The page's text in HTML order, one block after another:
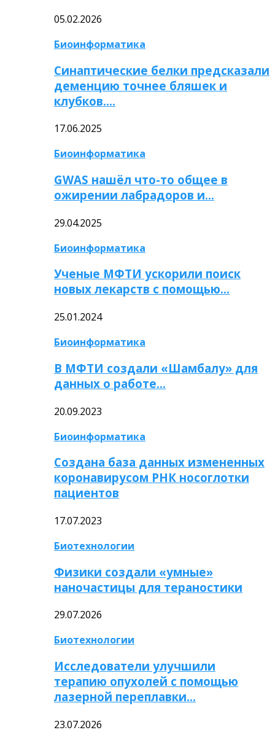
05.02.2026
Биоинформатика
Синаптические белки предсказали
деменцию точнее бляшек и
клубков….
17.06.2025
Биоинформатика
GWAS нашёл что-то общее в
ожирении лабрадоров и…
29.04.2025
Биоинформатика
Ученые МФТИ ускорили поиск
новых лекарств с помощью…
25.01.2024
Биоинформатика
В МФТИ создали «Шамбалу» для
данных о работе…
20.09.2023
Биоинформатика
Создана база данных измененных
коронавирусом РНК носоглотки
пациентов
17.07.2023
Биотехнологии
Физики создали «умные»
наночастицы для тераностики
29.07.2026
Биотехнологии
Исследователи улучшили
терапию опухолей с помощью
лазерной переплавки…
23.07.2026